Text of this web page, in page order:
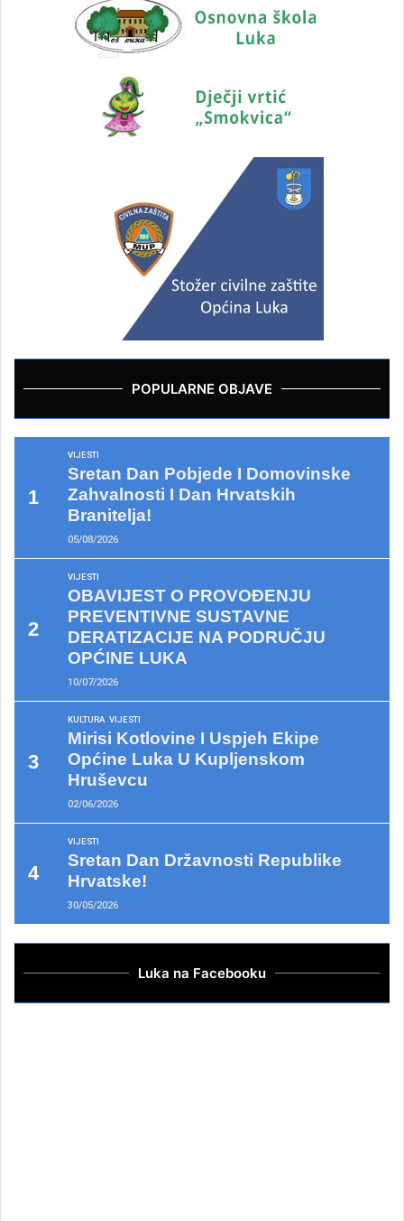
POPULARNE OBJAVE
VIJESTI
Sretan Dan Pobjede I Domovinske
Zahvalnosti I Dan Hrvatskih
Branitelja!
05/08/2026
VIJESTI
OBAVIJEST O PROVOĐENJU
PREVENTIVNE SUSTAVNE
DERATIZACIJE NA PODRUČJU
OPĆINE LUKA
10/07/2026
KULTURA VIJESTI
Mirisi Kotlovine I Uspjeh Ekipe
Općine Luka U Kupljenskom
Hruševcu
02/06/2026
VIJESTI
Sretan Dan Državnosti Republike
Hrvatske!
30/05/2026
Luka na Facebooku